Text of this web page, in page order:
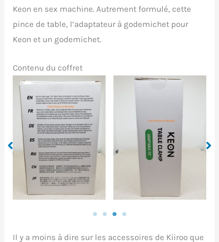
Keon en sex machine. Autrement formulé, cette
pince de table, l’adaptateur à godemichet pour
Keon et un godemichet.
Contenu du coffret
Left side of the box
(but I could tell you
that it’s the right as
it’s the same)
Front side of the box
Il y a moins à dire sur les accessoires de Kiiroo que